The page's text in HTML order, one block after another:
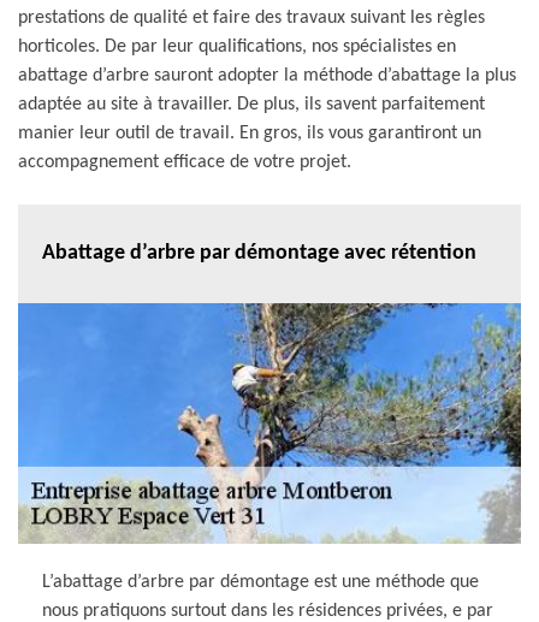
prestations de qualité et faire des travaux suivant les règles
horticoles. De par leur qualifications, nos spécialistes en
abattage d’arbre sauront adopter la méthode d’abattage la plus
adaptée au site à travailler. De plus, ils savent parfaitement
manier leur outil de travail. En gros, ils vous garantiront un
accompagnement efficace de votre projet.
Abattage d’arbre par démontage avec rétention
L’abattage d’arbre par démontage est une méthode que
nous pratiquons surtout dans les résidences privées, e par